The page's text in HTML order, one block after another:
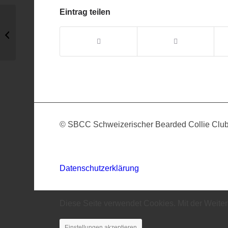
Eintrag teilen
© SBCC Schweizerischer Bearded Collie
Datenschutzerklärung
Bilder von der Clubshow